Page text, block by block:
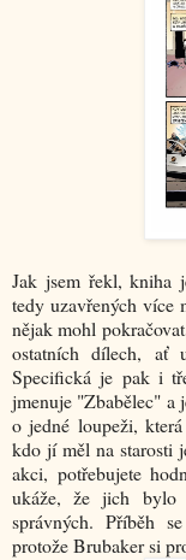
Jak jsem řekl, kniha
tedy uzavřených více
nějak mohl
ostatních dílech, ať
Specifická je pak i
jmenuje "Zbabělec" a
o jedné loupeži,
kdo jí měl na starosti
akci, potřebujete
ukáže, že jich bylo
správných. Příběh
protože Brubaker si